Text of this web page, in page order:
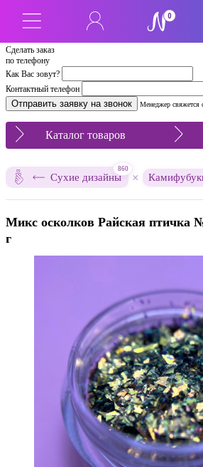
Сделать заказ
по телефону
Как Вас зовут?
Контактный телефон
Менеджер свяжется
0
Каталог товаров
Сухие дизайны
860
×
Микс осколков Райская птичка
г